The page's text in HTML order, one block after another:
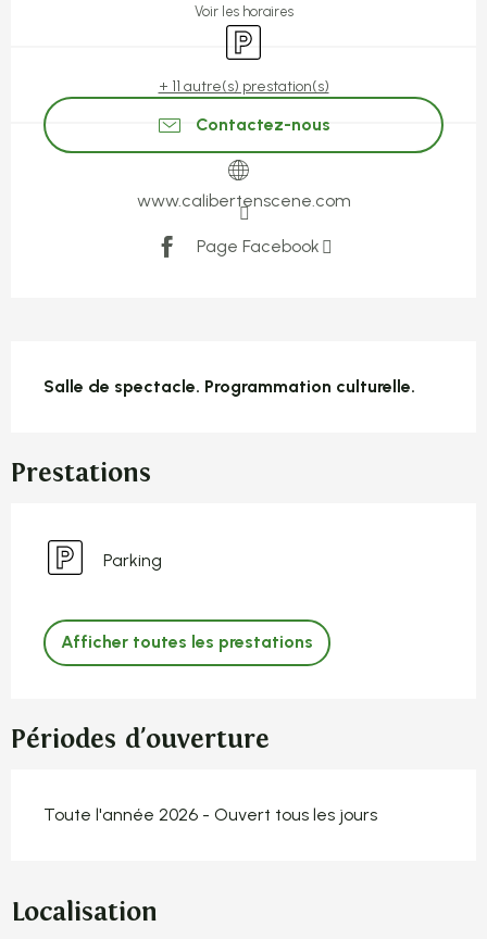
Voir les horaires
Parking
+ 11 autre(s) prestation(s)
Contactez-nous
www.calibertenscene.com
Page Facebook
Salle de spectacle. Programmation culturelle.
Prestations
Parking
Afficher toutes les prestations
Périodes d'ouverture
Toute l'année 2026 - Ouvert tous les jours
Localisation